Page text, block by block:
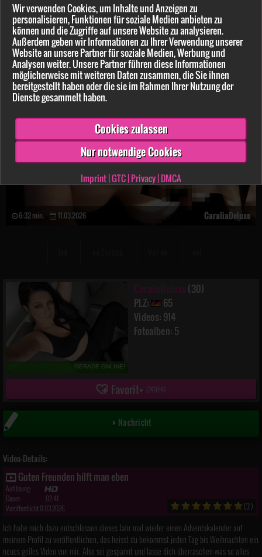
Wir verwenden Cookies, um Inhalte und Anzeigen zu
personalisieren, Funktionen für soziale Medien anbieten zu
können und die Zugriffe auf unsere Website zu analysieren.
Außerdem geben wir Informationen zu Ihrer Verwendung unserer
Website an unsere Partner für soziale Medien, Werbung und
Analysen weiter. Unsere Partner führen diese Informationen
möglicherweise mit weiteren Daten zusammen, die Sie ihnen
bereitgestellt haben oder die sie im Rahmen Ihrer Nutzung der
Dienste gesammelt haben.
Cookies zulassen
Nur notwendige Cookies
Imprint|GTC|Privacy|DMCA
7:55 min. 15.03.2026 CaraliaDeluxe
S********y s*****t und Ich schlucke!
ANGEBOT
6:32 min. 11.03.2026 CaraliaDeluxe
GERADE ONLINE!
CaraliaDeluxe (30)
PLZ:
65
Videos: 914
Fotoalben: 5
Favorit (24994)
Nachricht
Video-Details:
Guten Freunden hilft man eben
Auflösung:
Dauer:
02:41
Veröffentlicht 11.03.2026
(3)
Ich habe mich dazu entschlossen dieses Jahr mal wieder einen Adventskalender auf
meinem Profil zu veröffentlichen, das heisst du bekommst jeden Tag bis Weihnachten ein
neues geiles Video von mir. Also sei gespannt und lasse dich überraschen was so alles